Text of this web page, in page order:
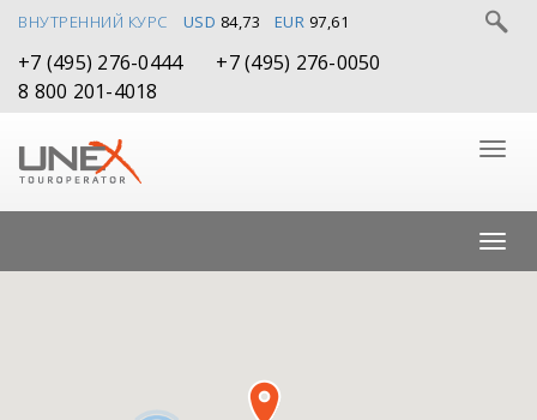
ВНУТРЕННИЙ КУРС USD 84,73 EUR 97,61
+7 (495) 276-0444
+7 (495) 276-0050
8 800 201-4018